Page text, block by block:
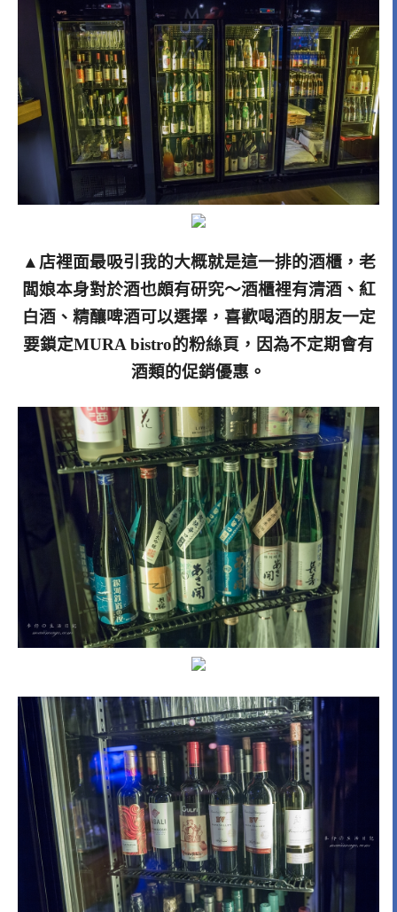
▲店裡面最吸引我的大概就是這一排的酒櫃，老
闆娘本身對於酒也頗有研究～酒櫃裡有清酒、紅
白酒、精釀啤酒可以選擇，喜歡喝酒的朋友一定
要鎖定MURA bistro的粉絲頁，因為不定期會有
酒類的促銷優惠。